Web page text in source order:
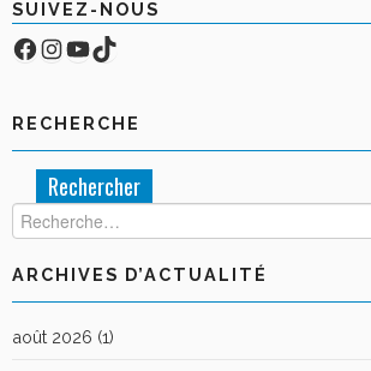
SUIVEZ-NOUS
Facebook
Compte Instagram
YouTube
TikTok
RECHERCHE
Rechercher :
ARCHIVES D’ACTUALITÉ
août 2026 (1)